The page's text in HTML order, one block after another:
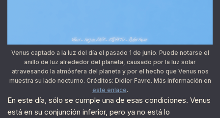
Venus captado a la luz del día el pasado 1 de junio. Puede notarse el
anillo de luz alrededor del planeta, causado por la luz solar
atravesando la atmósfera del planeta y por el hecho que Venus nos
muestra su lado nocturno. Créditos: Didier Favre. Más información en
este enlace.
En este día, sólo se cumple una de esas condiciones. Venus
está en su conjunción inferior, pero ya no está lo